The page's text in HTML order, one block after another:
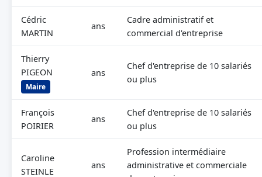
Cédric
MARTIN
ans
Cadre administratif et
commercial d'entreprise
Thierry
PIGEON
Maire
ans
Chef d'entreprise de 10 salariés
ou plus
François
POIRIER
ans
Chef d'entreprise de 10 salariés
ou plus
Caroline
STEINLE
ans
Profession intermédiaire
administrative et commerciale